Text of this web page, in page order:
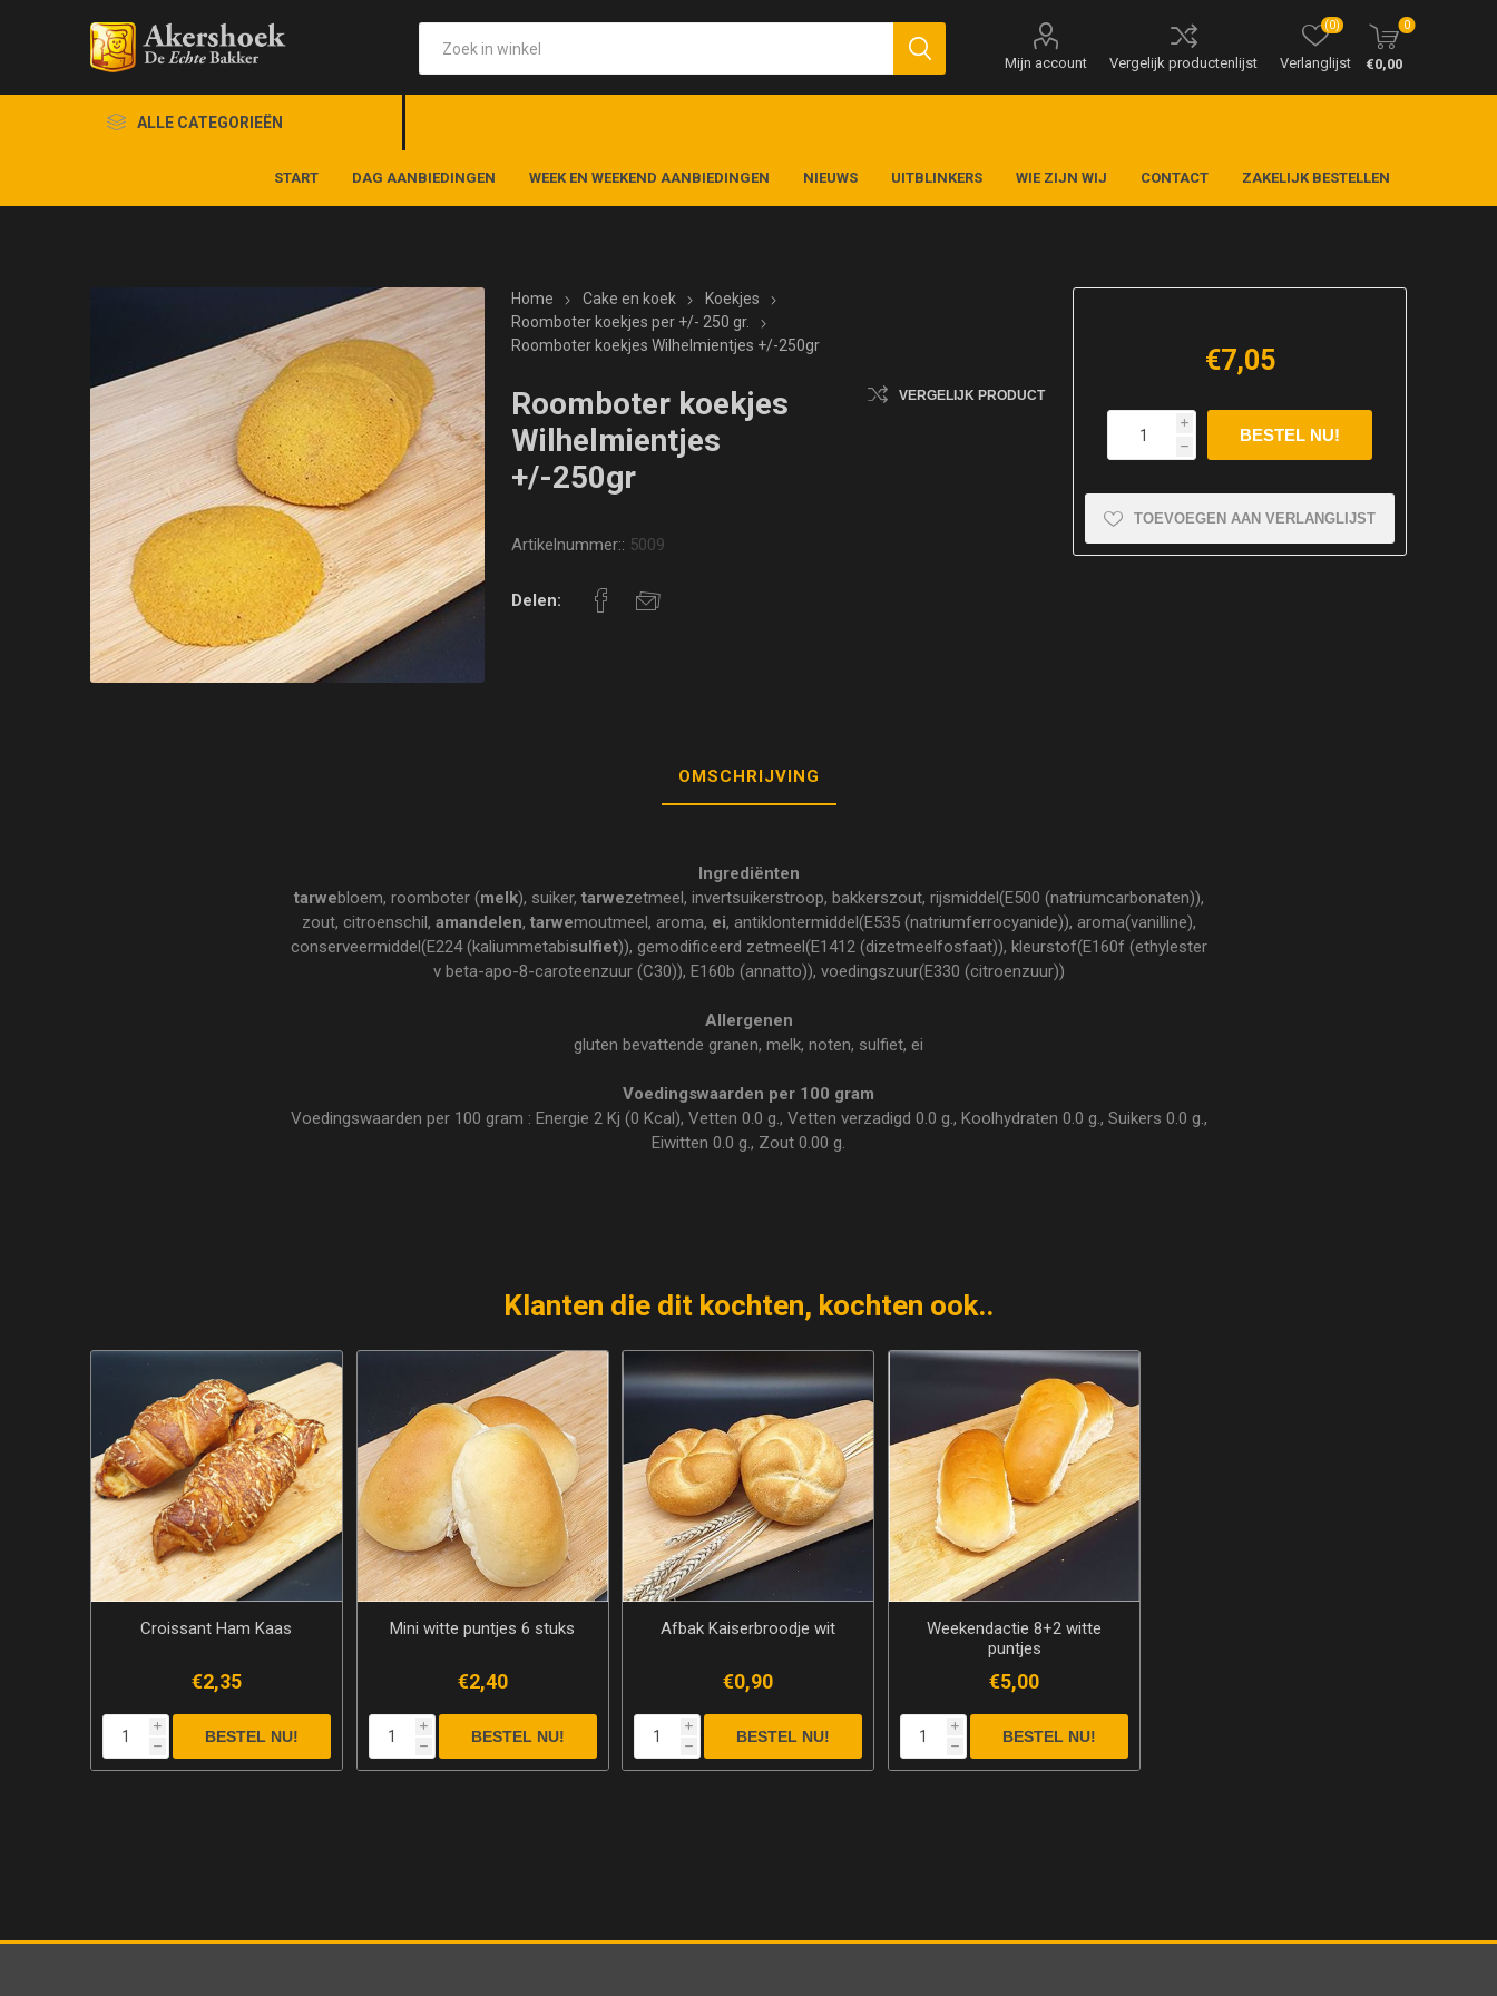
Mijn account Vergelijk productenlijst Verlanglijst
(0) 0
€0,00
ALLE CATEGORIEËN
START DAG AANBIEDINGEN WEEK EN WEEKEND AANBIEDINGEN NIEUWS UITBLINKERS WIE ZIJN WIJ CONTACT ZAKELIJK BESTELLEN
Home Cake en koek
Koekjes
Roomboter koekjes per +/- 250 gr.
Roomboter koekjes Wilhelmientjes +/-250gr
Roomboter koekjes
Wilhelmientjes
+/-250gr
VERGELIJK PRODUCT
Artikelnummer:: 5009
Delen:
€7,05
i
h
TOEVOEGEN AAN VERLANGLIJST
OMSCHRIJVING
Ingrediënten
tarwebloem, roomboter (melk), suiker, tarwezetmeel, invertsuikerstroop, bakkerszout, rijsmiddel(E500 (natriumcarbonaten)),
zout, citroenschil, amandelen, tarwemoutmeel, aroma, ei, antiklontermiddel(E535 (natriumferrocyanide)), aroma(vanilline),
conserveermiddel(E224 (kaliummetabisulfiet)), gemodificeerd zetmeel(E1412 (dizetmeelfosfaat)), kleurstof(E160f (ethylester
v beta-apo-8-caroteenzuur (C30)), E160b (annatto)), voedingszuur(E330 (citroenzuur))
Allergenen
gluten bevattende granen, melk, noten, sulfiet, ei
Voedingswaarden per 100 gram
Voedingswaarden per 100 gram : Energie 2 Kj (0 Kcal), Vetten 0.0 g., Vetten verzadigd 0.0 g., Koolhydraten 0.0 g., Suikers 0.0 g.,
Eiwitten 0.0 g., Zout 0.00 g.
Klanten die dit kochten, kochten ook..
Croissant Ham Kaas
€2,35
i
h
Mini witte puntjes 6 stuks
€2,40
i
h
Afbak Kaiserbroodje wit
€0,90
i
h
Weekendactie 8+2 witte
puntjes
€5,00
i
h